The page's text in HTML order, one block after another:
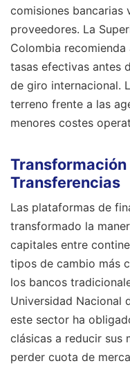
comisiones bancarias
proveedores. La
Colombia
tasas efectivas antes
de giro internacional.
terreno frente a las
menores costes
Transferencias
Las plataformas de
transformado la
capitales entre
tipos de cambio más
los bancos
Universidad Nacional
este sector ha
clásicas a reducir sus
perder cuota de